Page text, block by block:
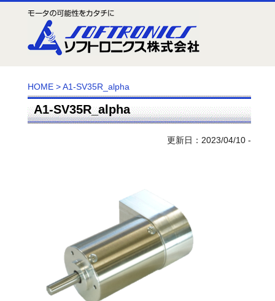
HOME>A1-SV35R_alpha
A1-SV35R_alpha
更新日：2023/04/10 -